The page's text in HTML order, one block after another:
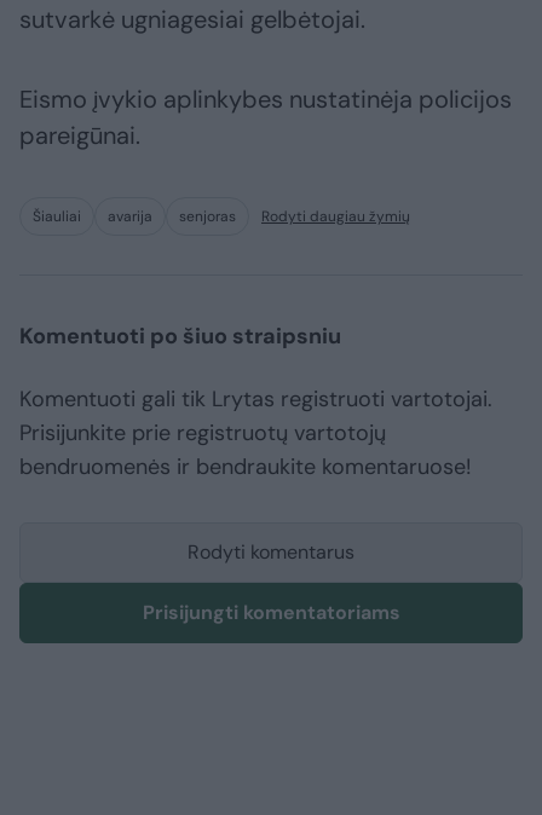
sutvarkė ugniagesiai gelbėtojai.
Eismo įvykio aplinkybes nustatinėja policijos
pareigūnai.
Šiauliai avarija senjoras Rodyti daugiau žymių
Komentuoti po šiuo straipsniu
Komentuoti gali tik Lrytas registruoti vartotojai.
Prisijunkite prie registruotų vartotojų
bendruomenės ir bendraukite komentaruose!
Rodyti komentarus
Prisijungti komentatoriams